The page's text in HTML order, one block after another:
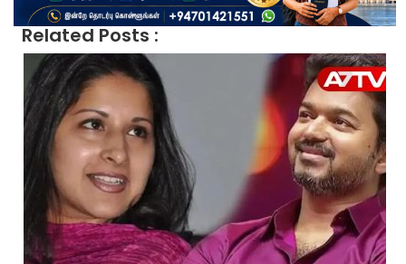
Related Posts :